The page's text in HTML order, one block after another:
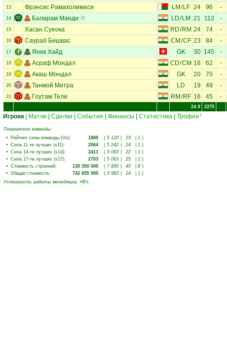
13 Фрэнсис Рамахолимаси LM / LF 24 96 -
14 Баларам Манди LD/ LM 21 112 -
15 Хасан Суеока RD/ RM 24 74 -
16 Саураб Бишвас CM /CF 23 84 -
17 Яник Хайд GK 30 145 -
18 Асраф Мондал CD/CM 18 62 -
19 Акаш Мондал GK 20 70 -
20 Танмой Митра LD 19 49 -
21 Гоутам Тели RM / RF 16 45 -
24.9 2275
Игроки Матчи Сделки События Финансы Статистика Трофеи 7
Показатели команды:
• Рейтинг силы команды (Vs): 1880 ( 5 120 23 1 )
• Сила 11-ти лучших (s11): 2064 ( 5 242 24 1 )
• Сила 14-ти лучших (s14): 2411 ( 5 093 22 1 )
• Сила 17-ти лучших (s17): 2703 ( 5 063 25 1 )
• Стоимость строений: 130 350 000 ( 7 890 45 8 )
• Общая стоимость: 742 655 000 ( 3 983 24 1 )
Успешность работы менеджера: +5%